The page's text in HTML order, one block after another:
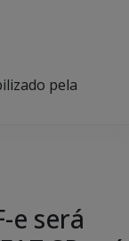
pela
e será